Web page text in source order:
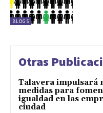
BLOGS
Otras
Talavera impulsará
medidas para
igualdad en las
ciudad